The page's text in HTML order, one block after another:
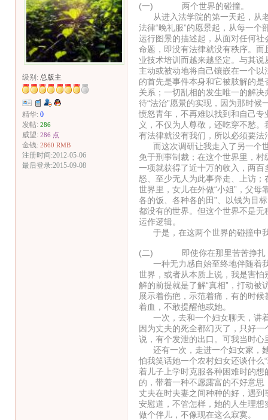
级别: 总版主
精华: 0
发帖: 286
威望: 286 点
金钱: 2860 RMB
注册时间:2012-05-06
最后登录:2015-09-08
(一) 两个世界的碰撞。
从进入法学院的第一天起，从老
法律“晚礼服”的愿景起，从每一个
运行图景的描述起，从面对任何社
命题，即没有法律就没有秩序。
业技术培训而越来越坚定。与其
主动或被动地将自己镶嵌在一个
的首先是事件本身和它被肢解的
关系；一切乱相的发生唯一的解
待“法治”愿景的实现，因为那时
愤怒青年，不再难以找到和自己
义，不仅为人尊敬，还吃穿不愁
有法律就没有我们，所以必须要法
而这次调研让我走入了另一个世
免于刑事制裁；在这个世界里，
一项就获得了近十万的收入，两
怒、至少无人为此事奔走、上访；
世界里，女儿在外做“小姐”，父母
各的饭、各种各的田”、以钱为目
都没有的世界。但这个世界不是
运作逻辑。
于是，在这两个世界的碰撞中我
(二) 即使你在那里苦苦挣扎，
一种无力感自始至终地伴随着我
世界，或者从本质上说，我是害
解的前提就是了解“真相”，打动被
展示着伤疤，示范着痛，有的时
着血，不敢提醒他或她。
一次，去和一个妇女聊天，讲着
因为丈夫的死全都幻灭了，只好
说，有个发泄的出口。可我当时
还有一次，走进一个妇女家，她
怕我笑话她一个农村妇女还谈什么
着儿子上学时克服各种困难时的
的，带着一种不愿露富的不好意
丈夫在时夫妻之间种种的好，遇
安慰道，不管怎样，她的人生理
做个伴儿，不像现在这么寂寞。